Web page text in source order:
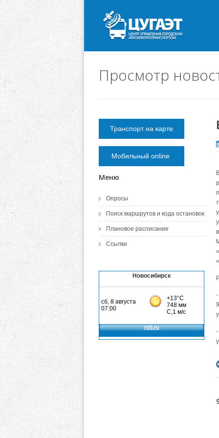
Просмотр
-
Транспорт на карте
Мобильный online
Меню
Опросы
Поиск маршрутов и кода остановок
Плановое расписание
Ссылки
Новосибирск